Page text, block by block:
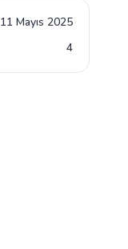
11 Mayıs 2025
4